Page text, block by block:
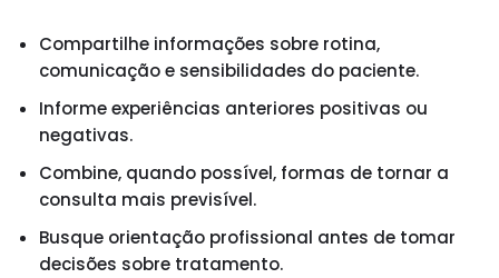
Compartilhe informações sobre rotina,
comunicação e sensibilidades do paciente.
Informe experiências anteriores positivas ou
negativas.
Combine, quando possível, formas de tornar a
consulta mais previsível.
Busque orientação profissional antes de tomar
decisões sobre tratamento.